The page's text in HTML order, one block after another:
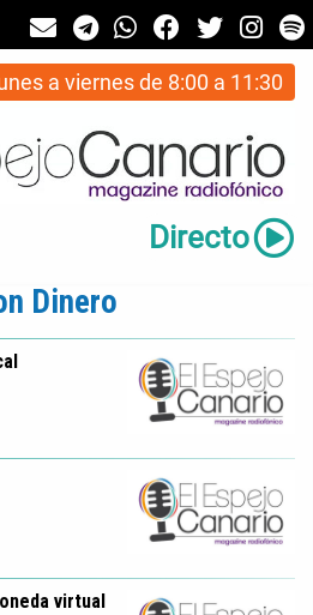
a viernes de 8:00 a 11:30
Directo
Dinero
virtual